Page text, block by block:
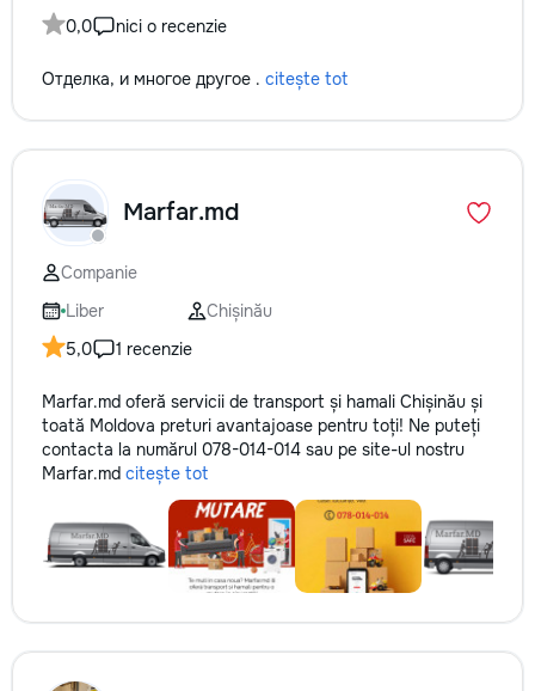
0,0 nici o recenzie
Отделка, и многое другое . citește tot
Marfar.md
Companie
Liber
Chișinău
5,0
1 recenzie
Marfar.md oferă servicii de transport și hamali Chișinău și
toată Moldova preturi avantajoase pentru toți! Ne puteți
contacta la numărul 078-014-014 sau pe site-ul nostru
Marfar.md citește tot